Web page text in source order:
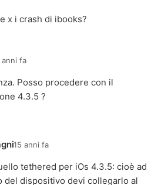
x i crash di ibooks?
anni fa
Posso procedere con il
4.3.5 ?
15 anni fa
tethered per iOs 4.3.5: cioè ad
del dispositivo devi collegarlo al